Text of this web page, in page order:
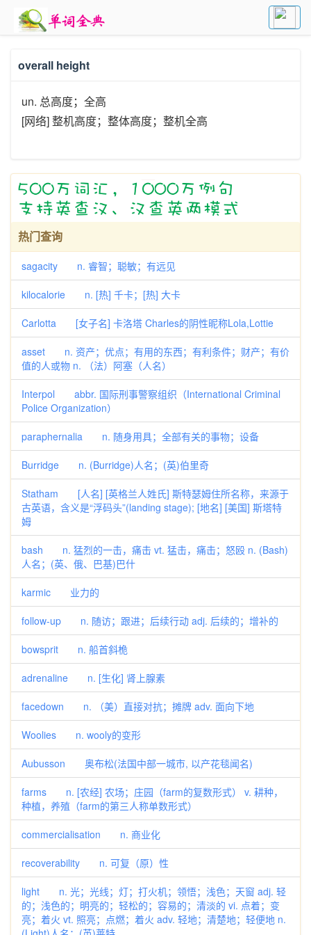
overall height
un. 总高度；全高
[网络] 整机高度；整体高度；整机全高
热门查询
sagacity n. 睿智；聪敏；有远见
kilocalorie n. [热] 千卡；[热] 大卡
Carlotta [女子名] 卡洛塔 Charles的阴性昵称Lola,Lottie
asset n. 资产；优点；有用的东西；有利条件；财产；有价
值的人或物 n. （法）阿塞（人名）
Interpol abbr. 国际刑事警察组织（International Criminal
Police Organization）
paraphernalia n. 随身用具；全部有关的事物；设备
Burridge n. (Burridge)人名；(英)伯里奇
Statham [人名] [英格兰人姓氏] 斯特瑟姆住所名称，来源于
古英语，含义是“浮码头”(landing stage); [地名] [美国] 斯塔特
姆
bash n. 猛烈的一击，痛击 vt. 猛击，痛击；怒殴 n. (Bash)
人名；(英、俄、巴基)巴什
karmic 业力的
follow-up n. 随访；跟进；后续行动 adj. 后续的；增补的
bowsprit n. 船首斜桅
adrenaline n. [生化] 肾上腺素
facedown n. （美）直接对抗；摊牌 adv. 面向下地
Woolies n. wooly的变形
Aubusson 奥布松(法国中部一城市, 以产花毯闻名)
farms n. [农经] 农场；庄园（farm的复数形式） v. 耕种，
种植，养殖（farm的第三人称单数形式）
commercialisation n. 商业化
recoverability n. 可复（原）性
light n. 光；光线；灯；打火机；领悟；浅色；天窗 adj. 轻
的；浅色的；明亮的；轻松的；容易的；清淡的 vi. 点着；变
亮；着火 vt. 照亮；点燃；着火 adv. 轻地；清楚地；轻便地 n.